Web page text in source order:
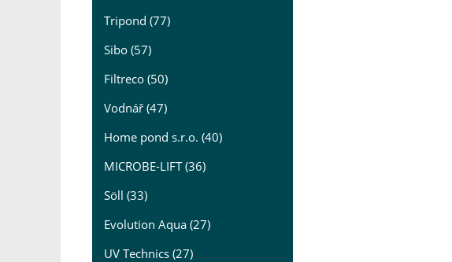
Tripond (77)
Sibo (57)
Filtreco (50)
Vodnář (47)
Home pond s.r.o. (40)
MICROBE-LIFT (36)
Söll (33)
Evolution Aqua (27)
UV Technics (27)